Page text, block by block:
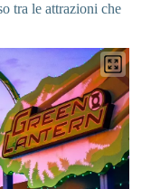
tra le attrazioni che